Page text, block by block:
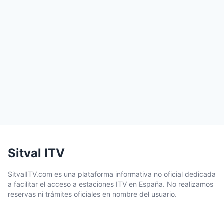
Sitval ITV
SitvalITV.com es una plataforma informativa no oficial dedicada
a facilitar el acceso a estaciones ITV en España. No realizamos
reservas ni trámites oficiales en nombre del usuario.